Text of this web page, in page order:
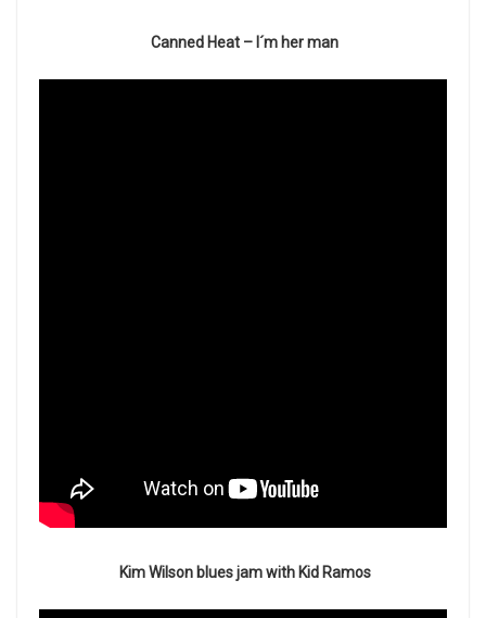
Canned Heat – I´m her man
Kim Wilson blues jam with Kid Ramos